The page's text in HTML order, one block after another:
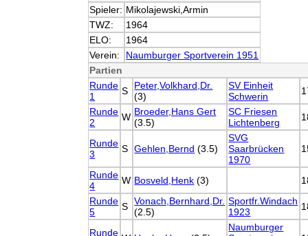
Spieler: Mikolajewski,Armin
TWZ:
1964
ELO:
1964
Verein:
Naumburger Sportverein 1951
Partien
Runde
1
S
Peter,Volkhard,Dr.
(3)
SV Einheit
Schwerin
Runde
2
W Broeder,Hans Gert
(3.5)
SC Friesen
Lichtenberg
Runde
3
S Gehlen,Bernd (3.5)
SVG
Saarbrücken
1970
Runde
4
W Bosveld,Henk (3)
Runde
5
S Vonach,Bernhard,Dr.
(2.5)
Sportfr.Windach
1923
Runde
Naumburger